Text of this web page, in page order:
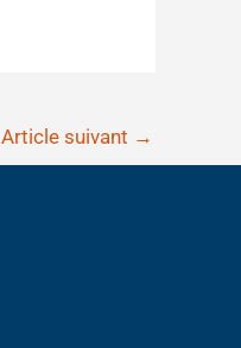
Article suivant →